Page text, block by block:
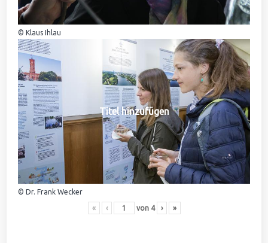
© Klaus Ihlau
Titel hinzufügen
© Dr. Frank Wecker
« ‹ von 4 › »